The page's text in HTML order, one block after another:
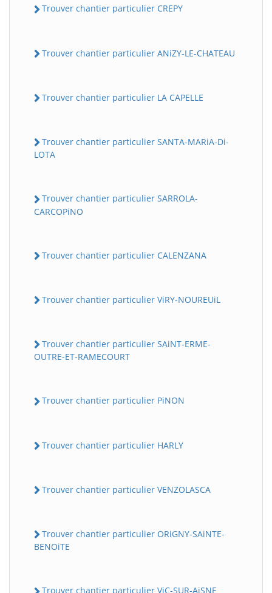
Trouver chantier particulier CREPY
Trouver chantier particulier ANiZY-LE-CHATEAU
Trouver chantier particulier LA CAPELLE
Trouver chantier particulier SANTA-MARiA-Di-
LOTA
Trouver chantier particulier SARROLA-
CARCOPiNO
Trouver chantier particulier CALENZANA
Trouver chantier particulier ViRY-NOUREUiL
Trouver chantier particulier SAiNT-ERME-
OUTRE-ET-RAMECOURT
Trouver chantier particulier PiNON
Trouver chantier particulier HARLY
Trouver chantier particulier VENZOLASCA
Trouver chantier particulier ORiGNY-SAiNTE-
BENOiTE
Trouver chantier particulier ViC-SUR-AiSNE